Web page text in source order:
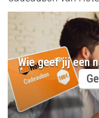
Wie geef jij een